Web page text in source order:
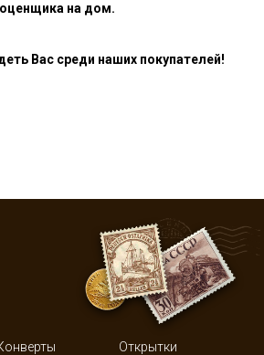
на дом.
Вас среди наших покупателей!
Открытки